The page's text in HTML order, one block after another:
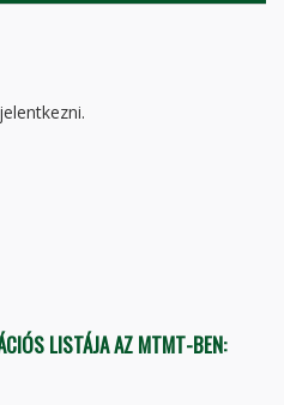
LISTÁJA AZ MTMT-BEN: